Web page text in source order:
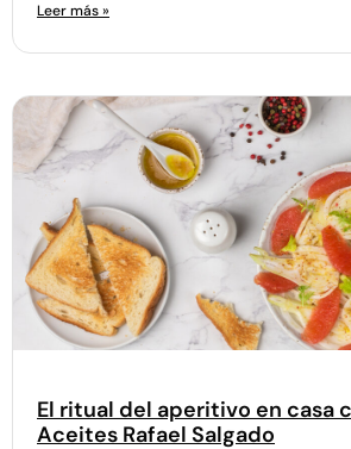
Leer más »
El ritual del aperitivo en casa
Aceites Rafael Salgado